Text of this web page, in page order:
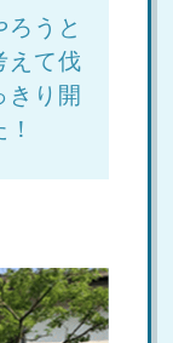
うと
えて伐
きり開